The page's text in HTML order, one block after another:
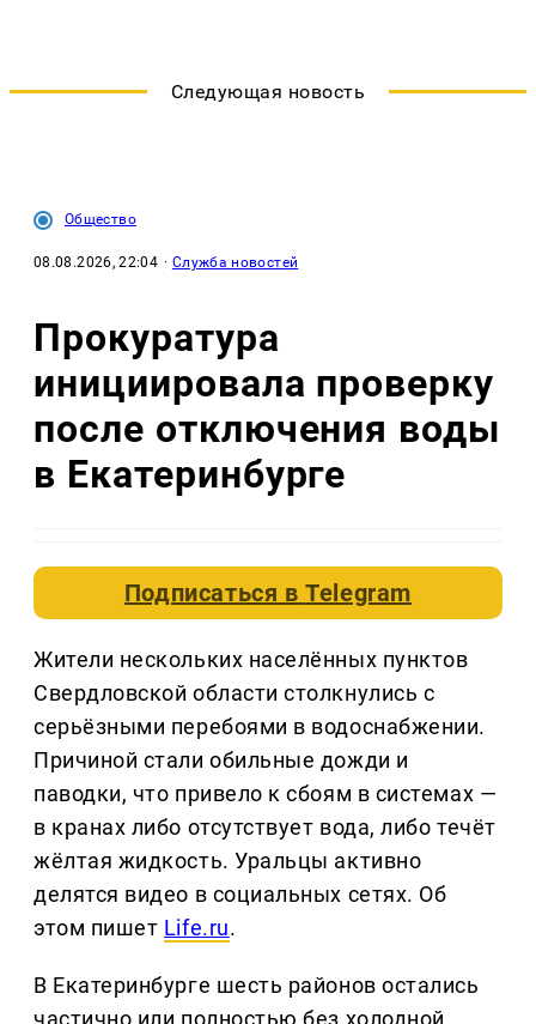
Следующая новость
Общество
08.08.2026, 22:04 · Служба новостей
Прокуратура
инициировала проверку
после отключения воды
в Екатеринбурге
Подписаться вTelegram
Жители нескольких населённых пунктов
Свердловской области столкнулись с
серьёзными перебоями в водоснабжении.
Причиной стали обильные дожди и
паводки, что привело к сбоям в системах —
в кранах либо отсутствует вода, либо течёт
жёлтая жидкость. Уральцы активно
делятся видео в социальных сетях. Об
этом пишет Life.ru.
В Екатеринбурге шесть районов остались